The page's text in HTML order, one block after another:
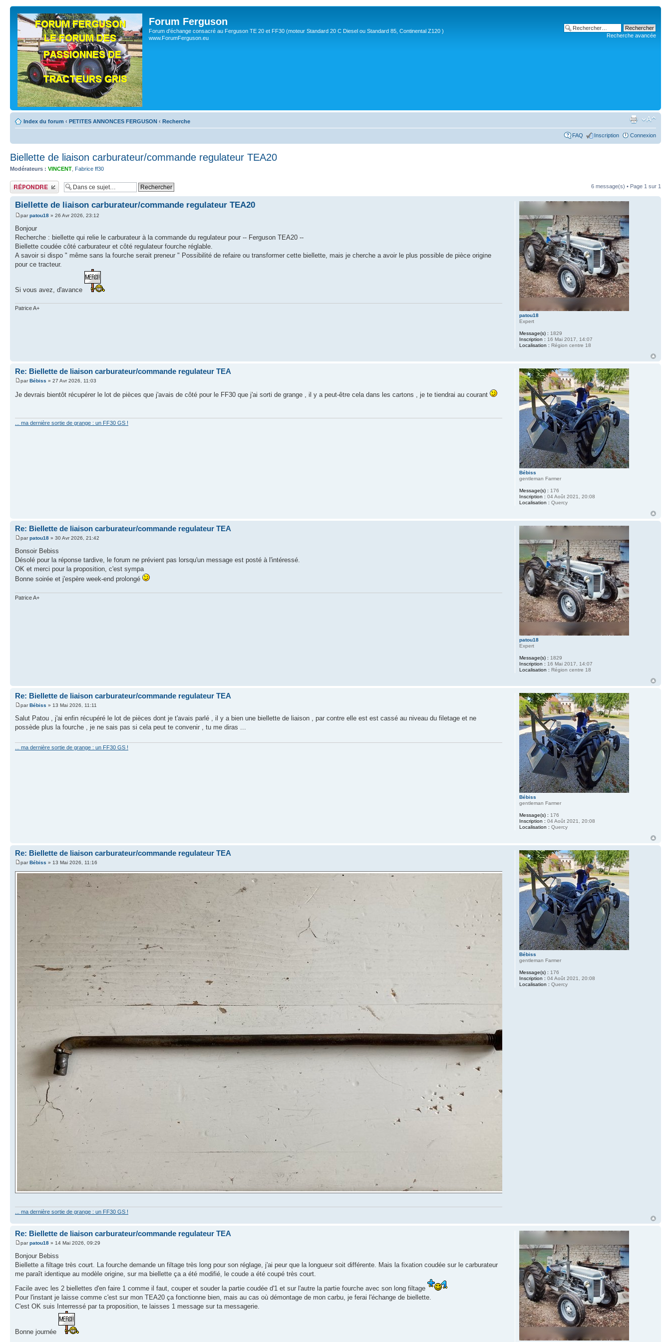
Forum Ferguson
Forum d'échange consacré au Ferguson TE 20 et FF30 (moteur Standard 20 C Diesel ou Standard 85, Continental Z120 )
www.ForumFerguson.eu
Recherche avancée
Index du forum ‹ PETITES ANNONCES FERGUSON ‹ Recherche
FAQ Inscription Connexion
Biellette de liaison carburateur/commande regulateur TEA20
Modérateurs : VINCENT Fabrice ff30
Publier une réponse 6 message(s) • Page 1 sur 1
Biellette de liaison carburateur/commande regulateur TEA20
parpatou18 » 26 Avr 2026, 23:12
Bonjour
Recherche : biellette qui relie le carburateur à la commande du regulateur pour -- Ferguson TEA20 --
Biellette coudée côté carburateur et côté regulateur fourche réglable.
A savoir si dispo " même sans la fourche serait preneur " Possibilité de refaire ou transformer cette biellette, mais je cherche a avoir le plus possible de pièce origine
pour ce tracteur.
Si vous avez, d'avance
Patrice A+
patou18
Expert
Message(s) : 1829
Inscription : 16 Mai 2017, 14:07
Localisation : Région centre 18
Re: Biellette de liaison carburateur/commande regulateur TEA
parBébiss » 27 Avr 2026, 11:03
Je devrais bientôt récupérer le lot de pièces que j'avais de côté pour le FF30 que j'ai sorti de grange , il y a peut-être cela dans les cartons , je te tiendrai au courant
... ma dernière sortie de grange : un FF30 GS !
Bébiss
gentleman Farmer
Message(s) : 176
Inscription : 04 Août 2021, 20:08
Localisation : Quercy
Re: Biellette de liaison carburateur/commande regulateur TEA
parpatou18 » 30 Avr 2026, 21:42
Bonsoir Bebiss
Désolé pour la réponse tardive, le forum ne prévient pas lorsqu'un message est posté à l'intéressé.
OK et merci pour la proposition, c'est sympa
Bonne soirée et j'espère week-end prolongé
Patrice A+
patou18
Expert
Message(s) : 1829
Inscription : 16 Mai 2017, 14:07
Localisation : Région centre 18
Re: Biellette de liaison carburateur/commande regulateur TEA
parBébiss » 13 Mai 2026, 11:11
Salut Patou , j'ai enfin récupéré le lot de pièces dont je t'avais parlé , il y a bien une biellette de liaison , par contre elle est est cassé au niveau du filetage et ne
possède plus la fourche , je ne sais pas si cela peut te convenir , tu me diras ...
... ma dernière sortie de grange : un FF30 GS !
Bébiss
gentleman Farmer
Message(s) : 176
Inscription : 04 Août 2021, 20:08
Localisation : Quercy
Re: Biellette de liaison carburateur/commande regulateur TEA
parBébiss » 13 Mai 2026, 11:16
... ma dernière sortie de grange : un FF30 GS !
Bébiss
gentleman Farmer
Message(s) : 176
Inscription : 04 Août 2021, 20:08
Localisation : Quercy
Re: Biellette de liaison carburateur/commande regulateur TEA
parpatou18 » 14 Mai 2026, 09:29
Bonjour Bebiss
Biellette a filtage très court. La fourche demande un filtage très long pour son réglage, j'ai peur que la longueur soit différente. Mais la fixation coudée sur le carburateur
me paraît identique au modèle origine, sur ma biellette ça a été modifié, le coude a été coupé très court.
Facile avec les 2 biellettes d'en faire 1 comme il faut, couper et souder la partie coudée d'1 et sur l'autre la partie fourche avec son long filtage
Pour l'instant je laisse comme c'est sur mon TEA20 ça fonctionne bien, mais au cas où démontage de mon carbu, je ferai l'échange de biellette.
C'est OK suis Interressé par ta proposition, te laisses 1 message sur ta messagerie.
Bonne journée